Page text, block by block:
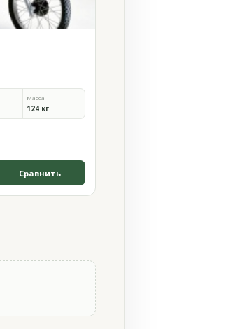
Масса
124 кг
Сравнить